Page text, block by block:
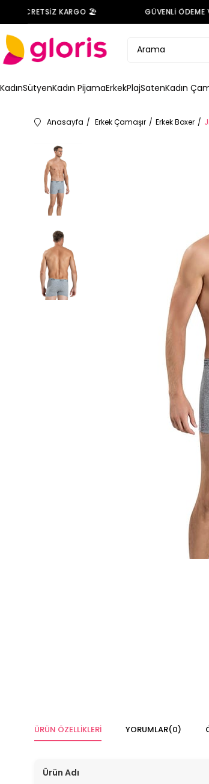
ÜCRETSİZ KARGO 🏖️ GÜVENLİ ÖDEME
KadınSütyenKadın PijamaErkekPlajSatenKadın
Anasayfa Erkek Çamaşır Erkek Boxer
ÜRÜN ÖZELLIKLERI YORUMLAR(0)
Ürün Adı